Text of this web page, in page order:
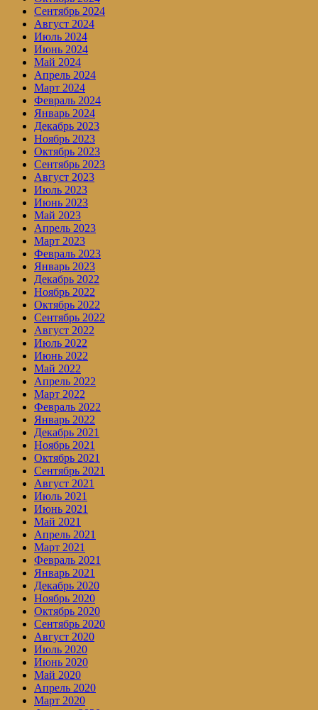
Сентябрь 2024
Август 2024
Июль 2024
Июнь 2024
Май 2024
Апрель 2024
Март 2024
Февраль 2024
Январь 2024
Декабрь 2023
Ноябрь 2023
Октябрь 2023
Сентябрь 2023
Август 2023
Июль 2023
Июнь 2023
Май 2023
Апрель 2023
Март 2023
Февраль 2023
Январь 2023
Декабрь 2022
Ноябрь 2022
Октябрь 2022
Сентябрь 2022
Август 2022
Июль 2022
Июнь 2022
Май 2022
Апрель 2022
Март 2022
Февраль 2022
Январь 2022
Декабрь 2021
Ноябрь 2021
Октябрь 2021
Сентябрь 2021
Август 2021
Июль 2021
Июнь 2021
Май 2021
Апрель 2021
Март 2021
Февраль 2021
Январь 2021
Декабрь 2020
Ноябрь 2020
Октябрь 2020
Сентябрь 2020
Август 2020
Июль 2020
Июнь 2020
Май 2020
Апрель 2020
Март 2020